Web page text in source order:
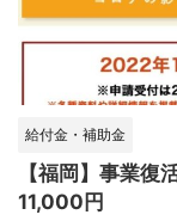
給付金・補助金
【福岡】事業復
11,000円